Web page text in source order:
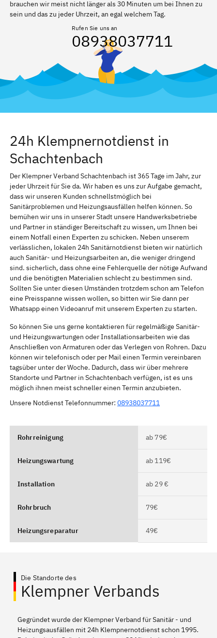
brauchen wir meist nicht länger als 30 Minuten um bei Ihnen zu
sein und das zu jeder Uhrzeit, an egal welchem Tag.
Rufen Sie uns an
08938037711
24h Klempnernotdienst in
Schachtenbach
Der Klempner Verband Schachtenbach ist 365 Tage im Jahr, zur
jeder Uhrzeit für Sie da. Wir haben es uns zur Aufgabe gemacht,
dass wir unseren Kunden schnellstmöglich bei
Sanitärproblemen und Heizungsausfällen helfen können. So
bemühen wir uns in unserer Stadt unsere Handwerksbetriebe
und Partner in ständiger Bereitschaft zu wissen, um Ihnen bei
einem Notfall einen Experten zu schicken. Neben unserem
verlässlichen, lokalen 24h Sanitärnotdienst bieten wir natürlich
auch Sanitär- und Heizungsarbeiten an, die weniger dringend
sind. sicherlich, dass ohne eine Fehlerquelle der nötige Aufwand
und die benötigten Materialien schlecht zu bestimmen sind.
Sollten Sie unter diesen Umständen trotzdem schon am Telefon
eine Preisspanne wissen wollen, so bitten wir Sie dann per
Whatsapp einen Videoanruf mit unserem Experten zu starten.
So können Sie uns gerne kontaktieren für regelmäßige Sanitär-
und Heizungswartungen oder Installationsarbeiten wie das
Anschließen von Armaturen oder das Verlegen von Rohren. Dazu
können wir telefonisch oder per Mail einen Termin vereinbaren
tagsüber unter der Woche. Dadurch, dass wir über mehrere
Standorte und Partner in Schachtenbach verfügen, ist es uns
möglich ihnen meist schneller einen Termin anzubieten.
Unsere Notdienst Telefonnummer: 08938037711
Rohrreinigung ab 79€
Heizungswartung ab 119€
Installation ab 29 €
Rohrbruch 79€
Heizungsreparatur 49€
Die Standorte des
Klempner Verbands
Gegründet wurde der Klempner Verband für Sanitär - und
Heizungsausfällen mit 24h Klempnernotdienst schon 1995.